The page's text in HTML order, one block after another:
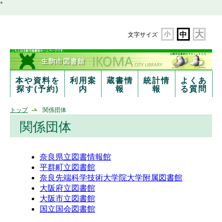
+
文字サイズ 小 中 大
本や資料を
探す(予約)
利用案
内
蔵書情
報
統計情
報
よくあ
る質問
トップ 関係団体
関係団体
奈良県立図書情報館
平群町立図書館
奈良先端科学技術大学院大学附属図書館
大阪府立図書館
大阪市立図書館
国立国会図書館